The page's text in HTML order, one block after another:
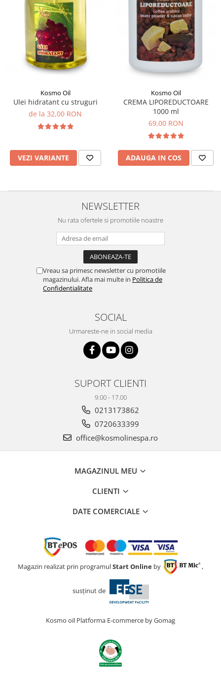
Kosmo Oil
Ulei hidratant cu struguri
de la 32,00 RON
VEZI VARIANTE
Kosmo Oil
CREMA LIPOREDUCTOARE
1000 ml
69,00 RON
ADAUGA IN COS
NEWSLETTER
Nu rata ofertele si promotiile noastre
Vreau sa primesc newsletter cu promotiile
magazinului. Afla mai multe in Politica de
Confidentialitate
SOCIAL
Urmareste-ne in social media
SUPORT CLIENTI
9.00 - 17.00
0213173862
0720633399
office@kosmolinespa.ro
MAGAZINUL MEU
CLIENTI
DATE COMERCIALE
Magazin realizat prin programulStart Online by ,
susținut de
Kosmo oil Platforma E-commerce by Gomag